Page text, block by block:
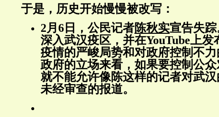
于是，历史开始慢慢被改写：
2月6日，公民记者陈秋实宣告失
深入武汉疫区，并在YouTube上
疫情的严峻局势和对政府控制不
政府的立场来看，如果要控制公
就不能允许像陈这样的记者对武
未经审查的报道。